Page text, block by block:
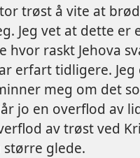
trøst å vite at
Jeg vet at dette er
hvor raskt Jehova
erfart tidligere.
meg om det
jo en overflod av
av trøst ved
glede.